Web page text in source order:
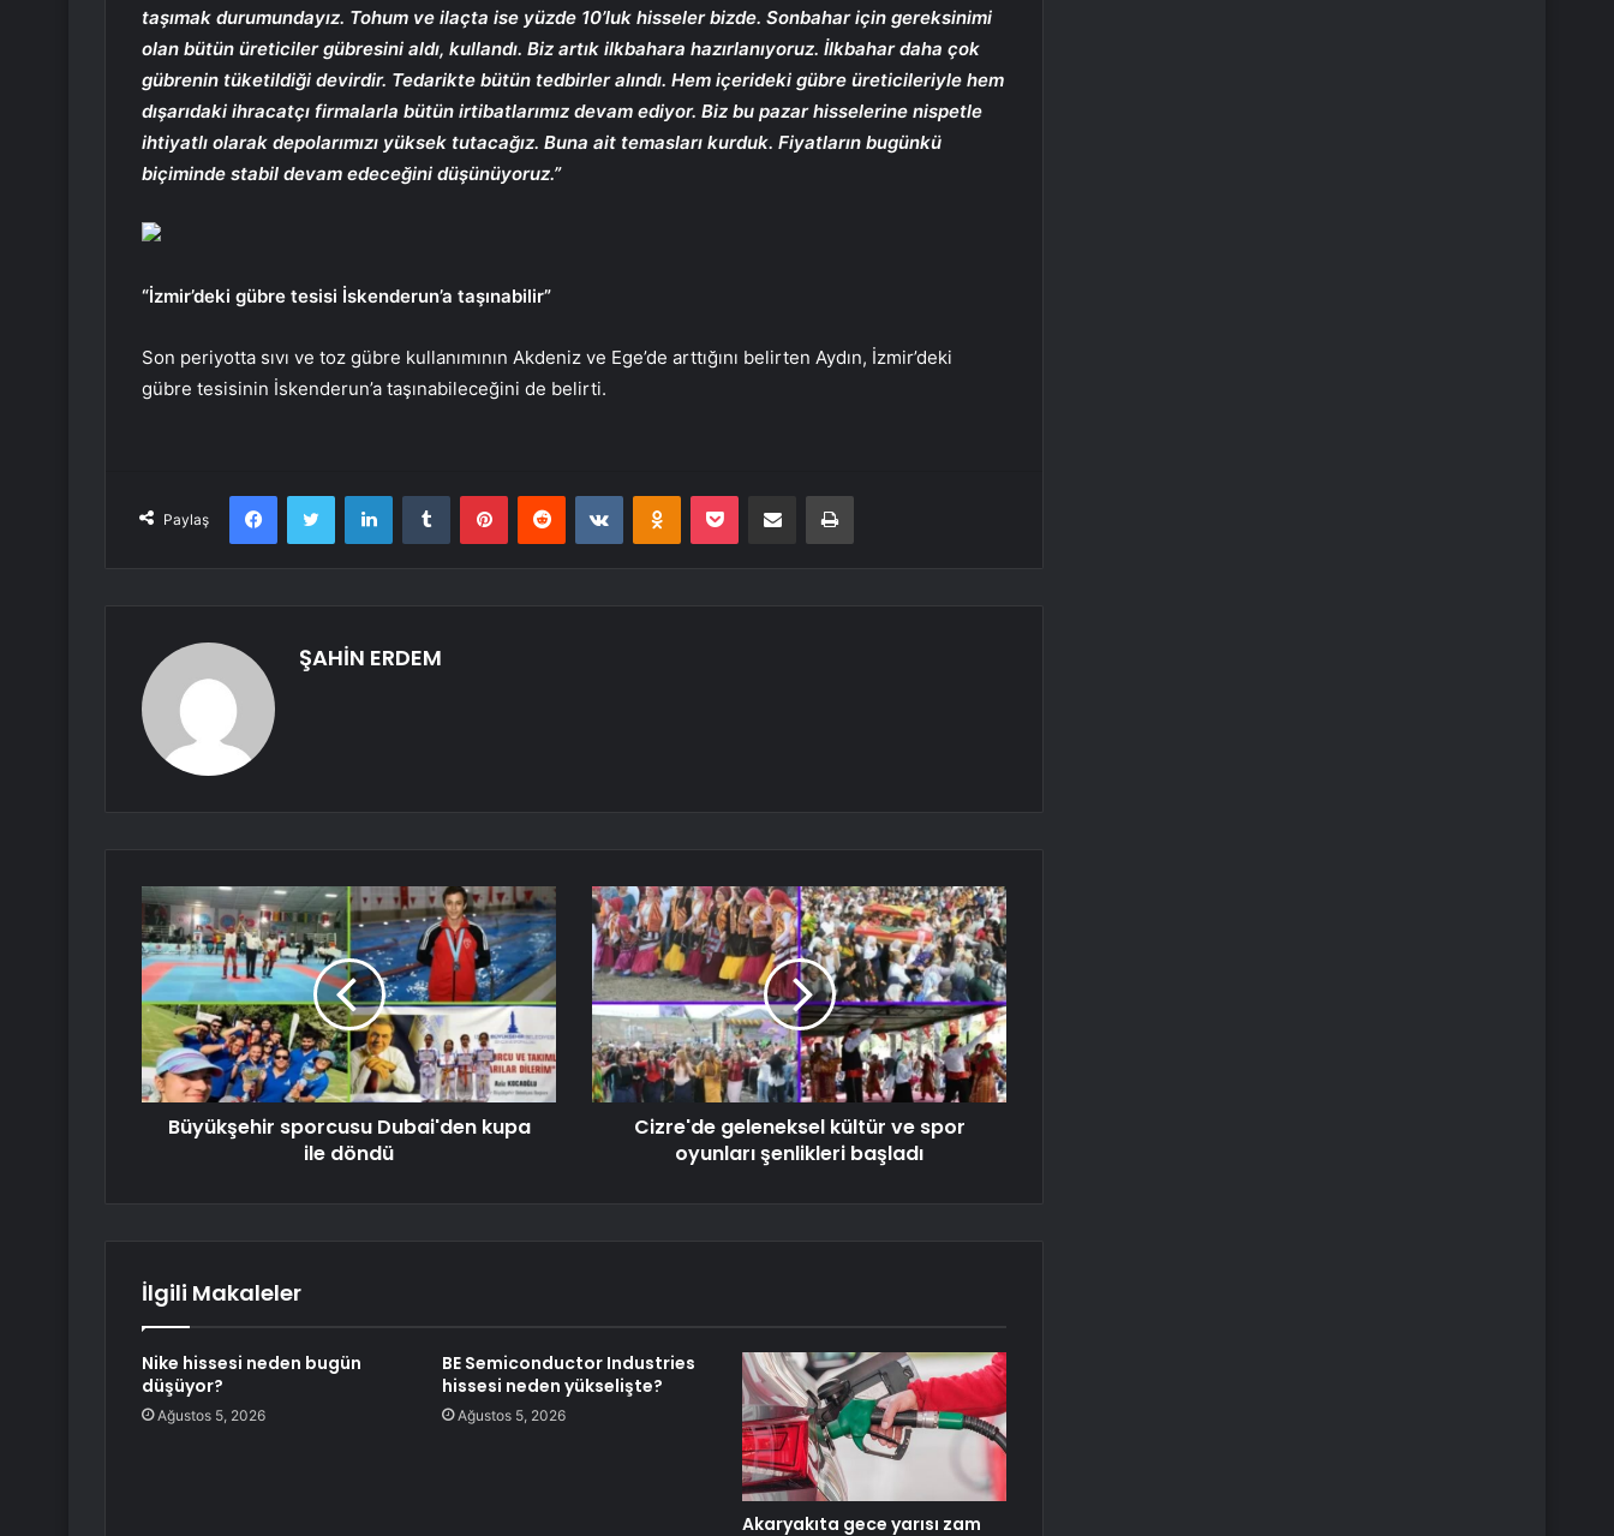
taşımak durumundayız. Tohum ve ilaçta ise yüzde 10’luk hisseler bizde. Sonbahar için gereksinimi
olan bütün üreticiler gübresini aldı, kullandı. Biz artık ilkbahara hazırlanıyoruz. İlkbahar daha çok
gübrenin tüketildiği devirdir. Tedarikte bütün tedbirler alındı. Hem içerideki gübre üreticileriyle hem
dışarıdaki ihracatçı firmalarla bütün irtibatlarımız devam ediyor. Biz bu pazar hisselerine nispetle
ihtiyatlı olarak depolarımızı yüksek tutacağız. Buna ait temasları kurduk. Fiyatların bugünkü
biçiminde stabil devam edeceğini düşünüyoruz.”
“İzmir’deki gübre tesisi İskenderun’a taşınabilir”
Son periyotta sıvı ve toz gübre kullanımının Akdeniz ve Ege’de arttığını belirten Aydın, İzmir’deki
gübre tesisinin İskenderun’a taşınabileceğini de belirti.
Paylaş
FacebookTwitter LinkedInTumblr PinterestReddit VKontakteOdnoklassniki
Pocket E-Posta ile paylaş Yazdır
ŞAHİN ERDEM
Büyükşehir sporcusu Dubai'den kupa
ile döndü
Cizre'de geleneksel kültür ve spor
oyunları şenlikleri başladı
İlgili Makaleler
Nike hissesi neden bugün
düşüyor?
Ağustos 5, 2026
BE Semiconductor Industries
hissesi neden yükselişte?
Ağustos 5, 2026
Akaryakıta gece yarısı zam